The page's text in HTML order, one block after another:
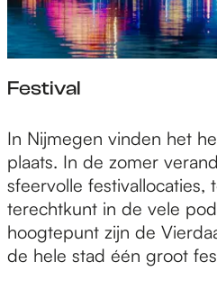
Festival
F
e
s
t
i
v
In Nijmegen vinden het
plaats. In de zomer
sfeervolle festivallocaties,
terechtkunt in de vele
hoogtepunt zijn de
de hele stad één groot